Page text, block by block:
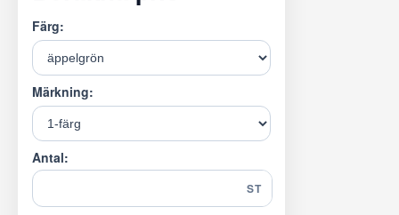
Färg:
Märkning:
Antal:
ST